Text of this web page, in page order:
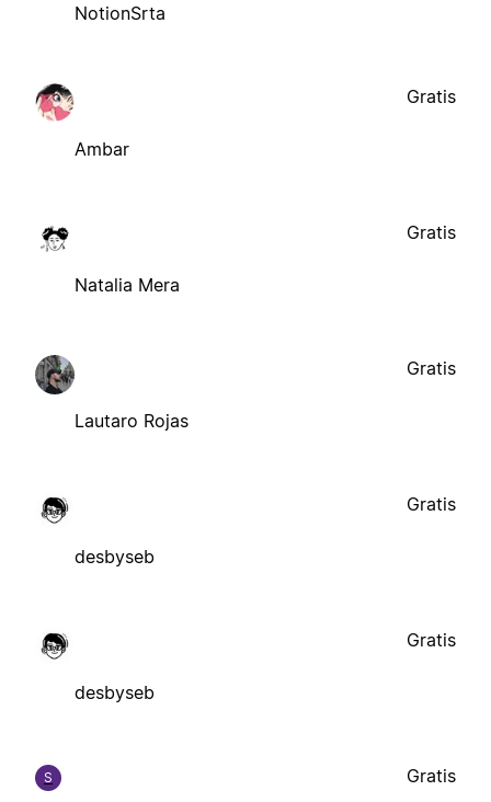
NotionSrta
Ambar
Gratis
Natalia Mera
Gratis
Lautaro Rojas
Gratis
desbyseb
Gratis
desbyseb
Gratis
S Gratis